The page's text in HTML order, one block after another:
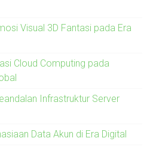
Visual 3D Fantasi pada Era
Cloud Computing pada
Infrastruktur Server
Data Akun di Era Digital